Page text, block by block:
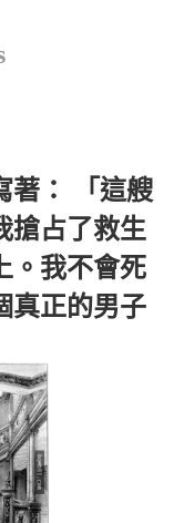
著： 「這艘
搶占了救生
。我不會死
真正的男子